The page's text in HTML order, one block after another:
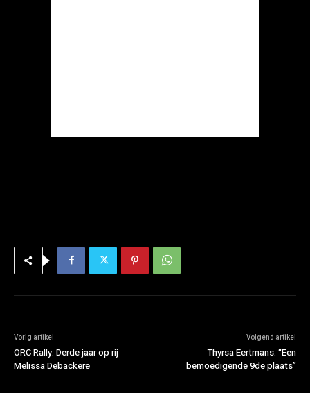
Vorig artikel
ORC Rally: Derde jaar op rij
Melissa Debackere
Volgend artikel
Thyrsa Eertmans: “Een
bemoedigende 9de plaats”